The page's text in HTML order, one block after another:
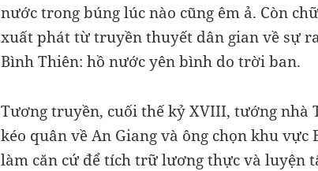
nước trong búng lúc nào cũng êm ả. Còn
xuất phát từ truyền thuyết dân gian về sự
Bình Thiên: hồ nước yên bình do trời ban.
Tương truyền, cuối thế kỷ XVIII, tướng nhà
kéo quân về An Giang và ông chọn khu vực
làm căn cứ để tích trữ lương thực và luyện